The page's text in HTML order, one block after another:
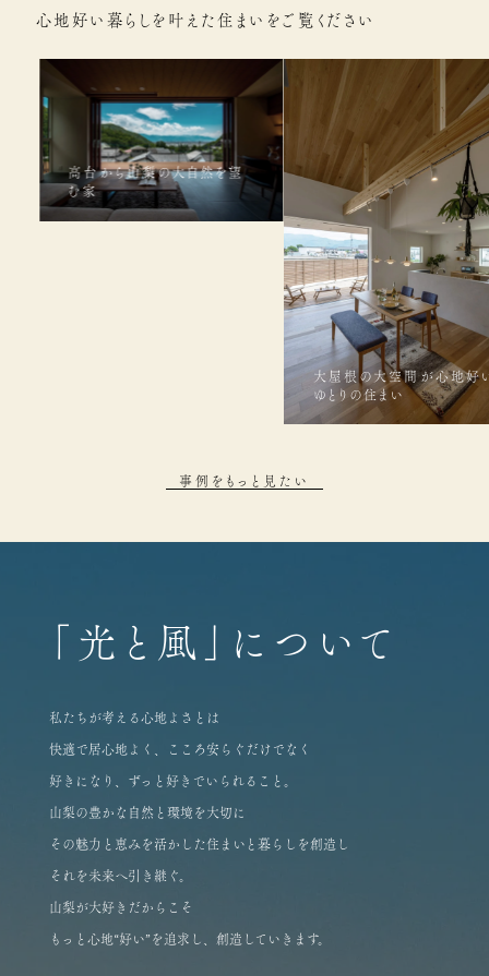
心地好い暮らしを叶えた住まいをご覧ください
高台から山梨の大自然を望
む家
大屋根の大空間が心地好
ゆとりの住まい
事例をもっと見たい
「光と風」について
私たちが考える心地よさとは
快適で居心地よく、こころ安らぐだけでなく
好きになり、ずっと好きでいられること。
山梨の豊かな自然と環境を大切に
その魅力と恵みを活かした住まいと暮らしを創造し
それを未来へ引き継ぐ。
山梨が大好きだからこそ
もっと心地“好い”を追求し、創造していきます。